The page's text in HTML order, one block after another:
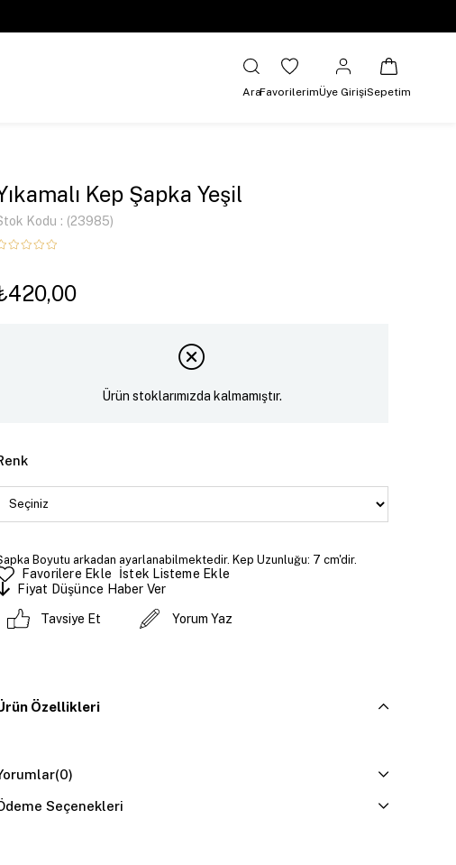
AraFavorilerimÜye GirişiSepetim
Kep Şapka Yeşil
Kodu (23985)
Ürün stoklarımızda kalmamıştır.
Boyutu arkadan ayarlanabilmektedir. Kep Uzunluğu: 7 cm'dir.
Favorilere Ekle
İstek Listeme Ekle
Fiyat Düşünce Haber Ver
Tavsiye Et Yorum Yaz
Özellikleri
(0)
Seçenekleri